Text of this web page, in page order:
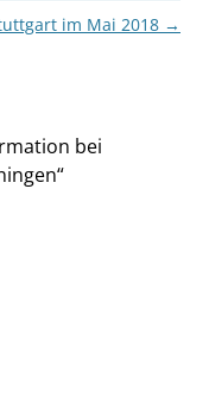
im Mai 2018 →
bei
“